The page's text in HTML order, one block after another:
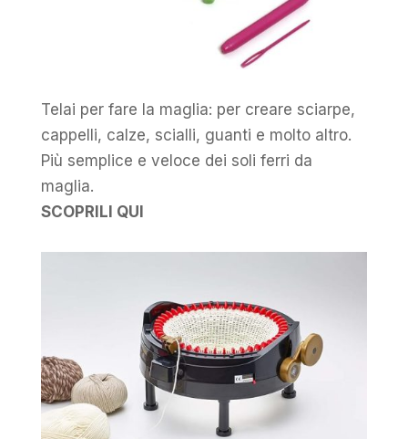
Telai per fare la maglia: per creare sciarpe,
cappelli, calze, scialli, guanti e molto altro.
Più semplice e veloce dei soli ferri da
maglia.
SCOPRILI QUI